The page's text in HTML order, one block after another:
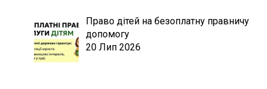
Право дітей на безоплатну правничу
допомогу
20 Лип 2026